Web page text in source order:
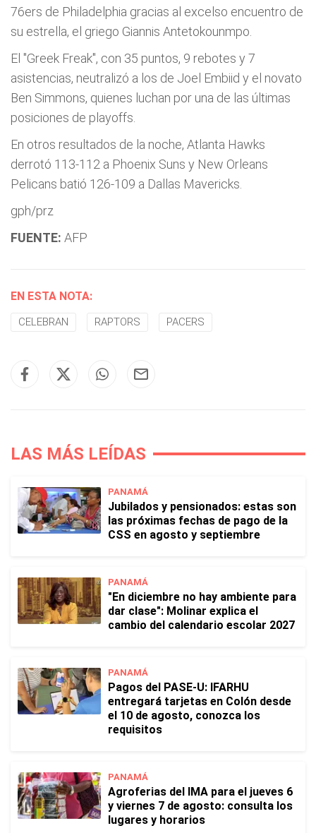
76ers de Philadelphia gracias al excelso encuentro de
su estrella, el griego Giannis Antetokounmpo.
El "Greek Freak", con 35 puntos, 9 rebotes y 7
asistencias, neutralizó a los de Joel Embiid y el novato
Ben Simmons, quienes luchan por una de las últimas
posiciones de playoffs.
En otros resultados de la noche, Atlanta Hawks
derrotó 113-112 a Phoenix Suns y New Orleans
Pelicans batió 126-109 a Dallas Mavericks.
gph/prz
FUENTE: AFP
EN ESTA NOTA:
CELEBRAN RAPTORS PACERS
LAS MÁS LEÍDAS
PANAMÁ
Jubilados y pensionados: estas son
las próximas fechas de pago de la
CSS en agosto y septiembre
PANAMÁ
"En diciembre no hay ambiente para
dar clase": Molinar explica el
cambio del calendario escolar 2027
PANAMÁ
Pagos del PASE-U: IFARHU
entregará tarjetas en Colón desde
el 10 de agosto, conozca los
requisitos
PANAMÁ
Agroferias del IMA para el jueves 6
y viernes 7 de agosto: consulta los
lugares y horarios